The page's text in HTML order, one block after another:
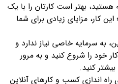
هستید، بهتر است کارتان را با یک
کار، مزایای زیادی برای شما
به سرمایه خاصی نیاز ندارد و
خود را شروع کنید و به مرور
کنید.
اندازی کسب و کارهای آنلاین